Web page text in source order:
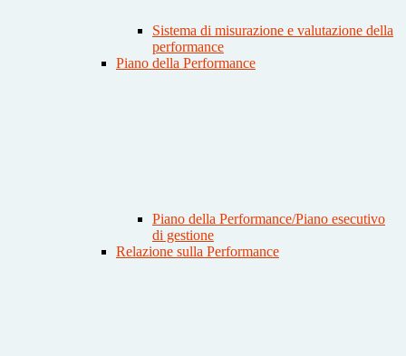
Sistema di misurazione e valutazione della
performance
Piano della Performance
Piano della Performance/Piano esecutivo
di gestione
Relazione sulla Performance